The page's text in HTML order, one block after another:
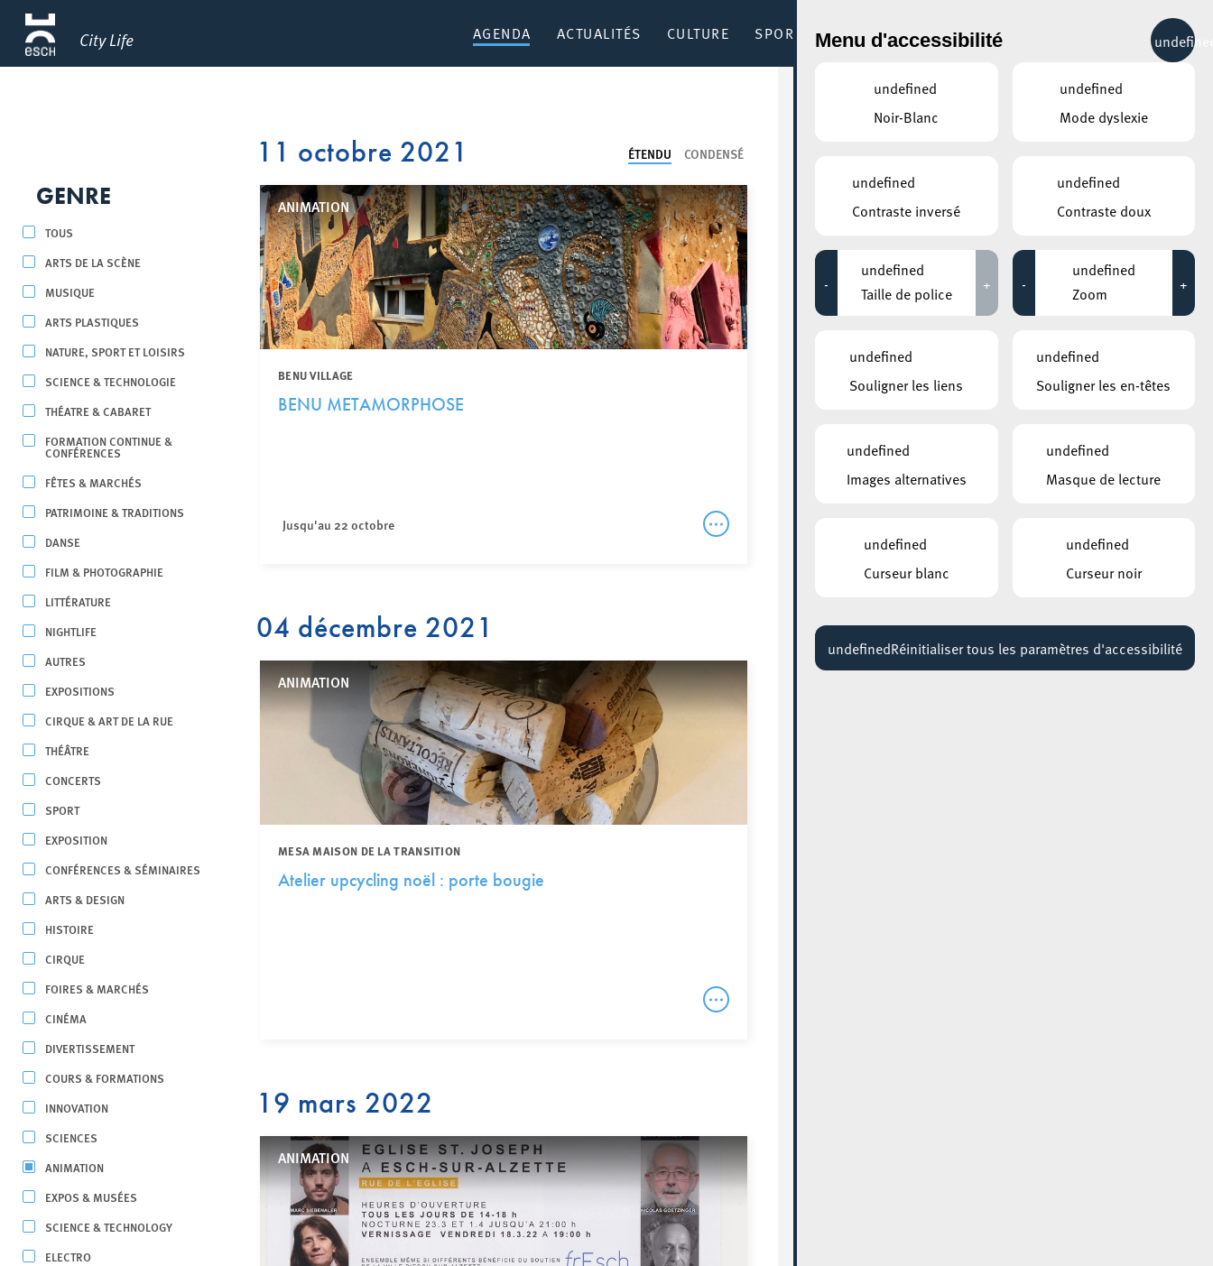
City Life AGENDA ACTUALITÉS CULTURE SPORT & RÉCRÉATION MOBILITÉ
GENRE
TOUS
ARTS DE LA SCÈNE
MUSIQUE
ARTS PLASTIQUES
NATURE, SPORT ET LOISIRS
SCIENCE & TECHNOLOGIE
THÉATRE & CABARET
FORMATION CONTINUE &
CONFÉRENCES
FÊTES & MARCHÉS
PATRIMOINE & TRADITIONS
DANSE
FILM & PHOTOGRAPHIE
LITTÉRATURE
NIGHTLIFE
AUTRES
EXPOSITIONS
CIRQUE & ART DE LA RUE
THÉÂTRE
CONCERTS
SPORT
EXPOSITION
CONFÉRENCES & SÉMINAIRES
ARTS & DESIGN
HISTOIRE
CIRQUE
FOIRES & MARCHÉS
CINÉMA
DIVERTISSEMENT
COURS & FORMATIONS
INNOVATION
SCIENCES
ANIMATION
EXPOS & MUSÉES
SCIENCE & TECHNOLOGY
ELECTRO
ÉTENDU CONDENSÉ
11 octobre 2021
ANIMATION
BENU VILLAGE
BENU METAMORPHOSE
Jusqu'au 22 octobre
04 décembre 2021
ANIMATION
MESA MAISON DE LA TRANSITION
Atelier upcycling noël : porte bougie
19 mars 2022
ANIMATION
ÉVÉNEMENTS CONTINUS
24 AOÛT 2020
Exposition : Sollbruchstelle de Max
Mertens
Jusqu'au 05 septembre
HÔTEL DE VILLE D’ESCH-SUR-ALZETTE
MBSR – Conference Mindfulness
Jusqu'au 05 octobre
29°C
Menu d'accessibilité
undefined
Noir-Blanc
undefined
Mode dyslexie
undefined
Contraste inversé
undefined
Contraste doux
-
undefined
Taille de police
+ -
undefined
Zoom
+
undefined
Souligner les liens
undefined
Souligner les en-têtes
undefined
Images alternatives
undefined
Masque de lecture
undefined
Curseur blanc
undefined
Curseur noir
undefinedRéinitialiser tous les paramètres d'accessibilité